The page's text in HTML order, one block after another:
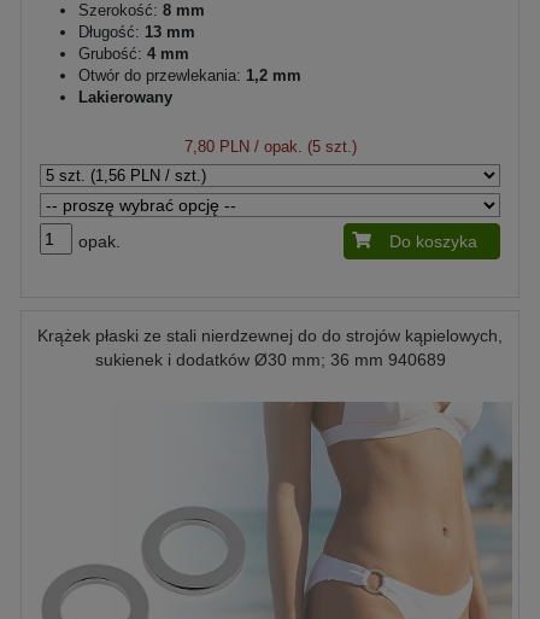
Szerokość: 8 mm
Długość: 13 mm
Grubość: 4 mm
Otwór do przewlekania: 1,2 mm
Lakierowany
7,80 PLN / opak. (5 szt.)
opak. Do koszyka
Krążek płaski ze stali nierdzewnej do do strojów kąpielowych,
sukienek i dodatków Ø30 mm; 36 mm 940689